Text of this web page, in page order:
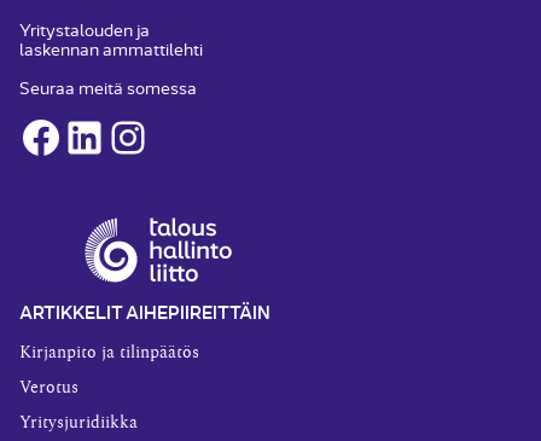
Yritystalouden ja
laskennan ammattilehti
Seuraa meitä somessa
Facebook
LinkedInInstagram
ARTIKKELIT AIHEPIIREITTÄIN
Kirjanpito ja tilinpäätös
Verotus
Yritysjuridiikka